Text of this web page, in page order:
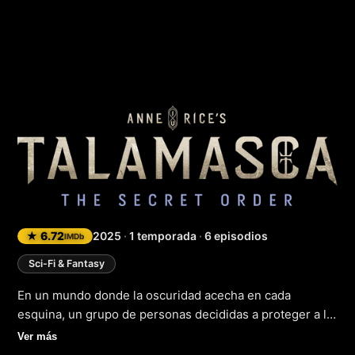
Talamasca: La
★ 6.72IMDb 2025 · 1 temporada · 6 episodios
Sci-Fi & Fantasy
En un mundo donde la oscuridad acecha en cada
esquina, un grupo de personas decididas a proteger a la
humanidad de criaturas sobrenaturales se convierte en
Ver más